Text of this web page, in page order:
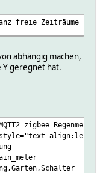
freie Zeiträume
abhängig machen,
Y geregnet hat.
style="text-